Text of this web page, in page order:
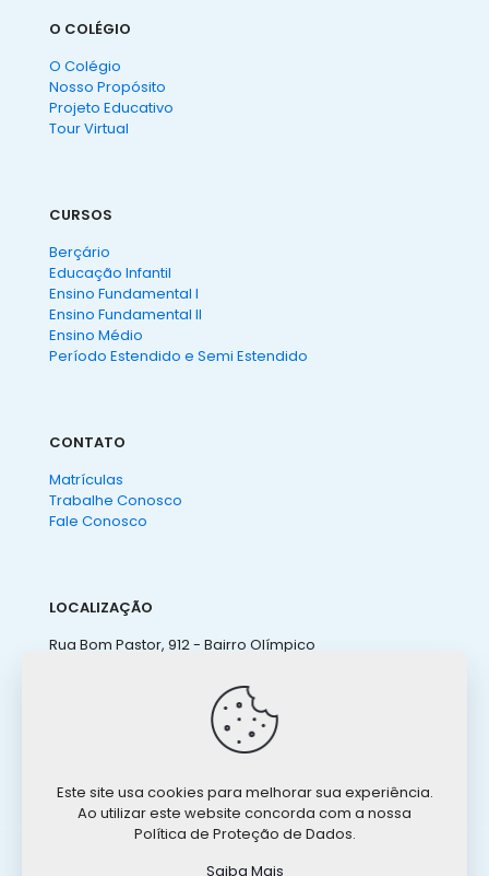
O COLÉGIO
O Colégio
Nosso Propósito
Projeto Educativo
Tour Virtual
CURSOS
Berçário
Educação Infantil
Ensino Fundamental I
Ensino Fundamental II
Ensino Médio
Período Estendido e Semi Estendido
CONTATO
Matrículas
Trabalhe Conosco
Fale Conosco
LOCALIZAÇÃO
Rua Bom Pastor, 912 - Bairro Olímpico
ateneu@ateneu.com.br
Este site usa cookies para melhorar sua experiência.
Ao utilizar este website concorda com a nossa
Política de Proteção de Dados.
Saiba Mais